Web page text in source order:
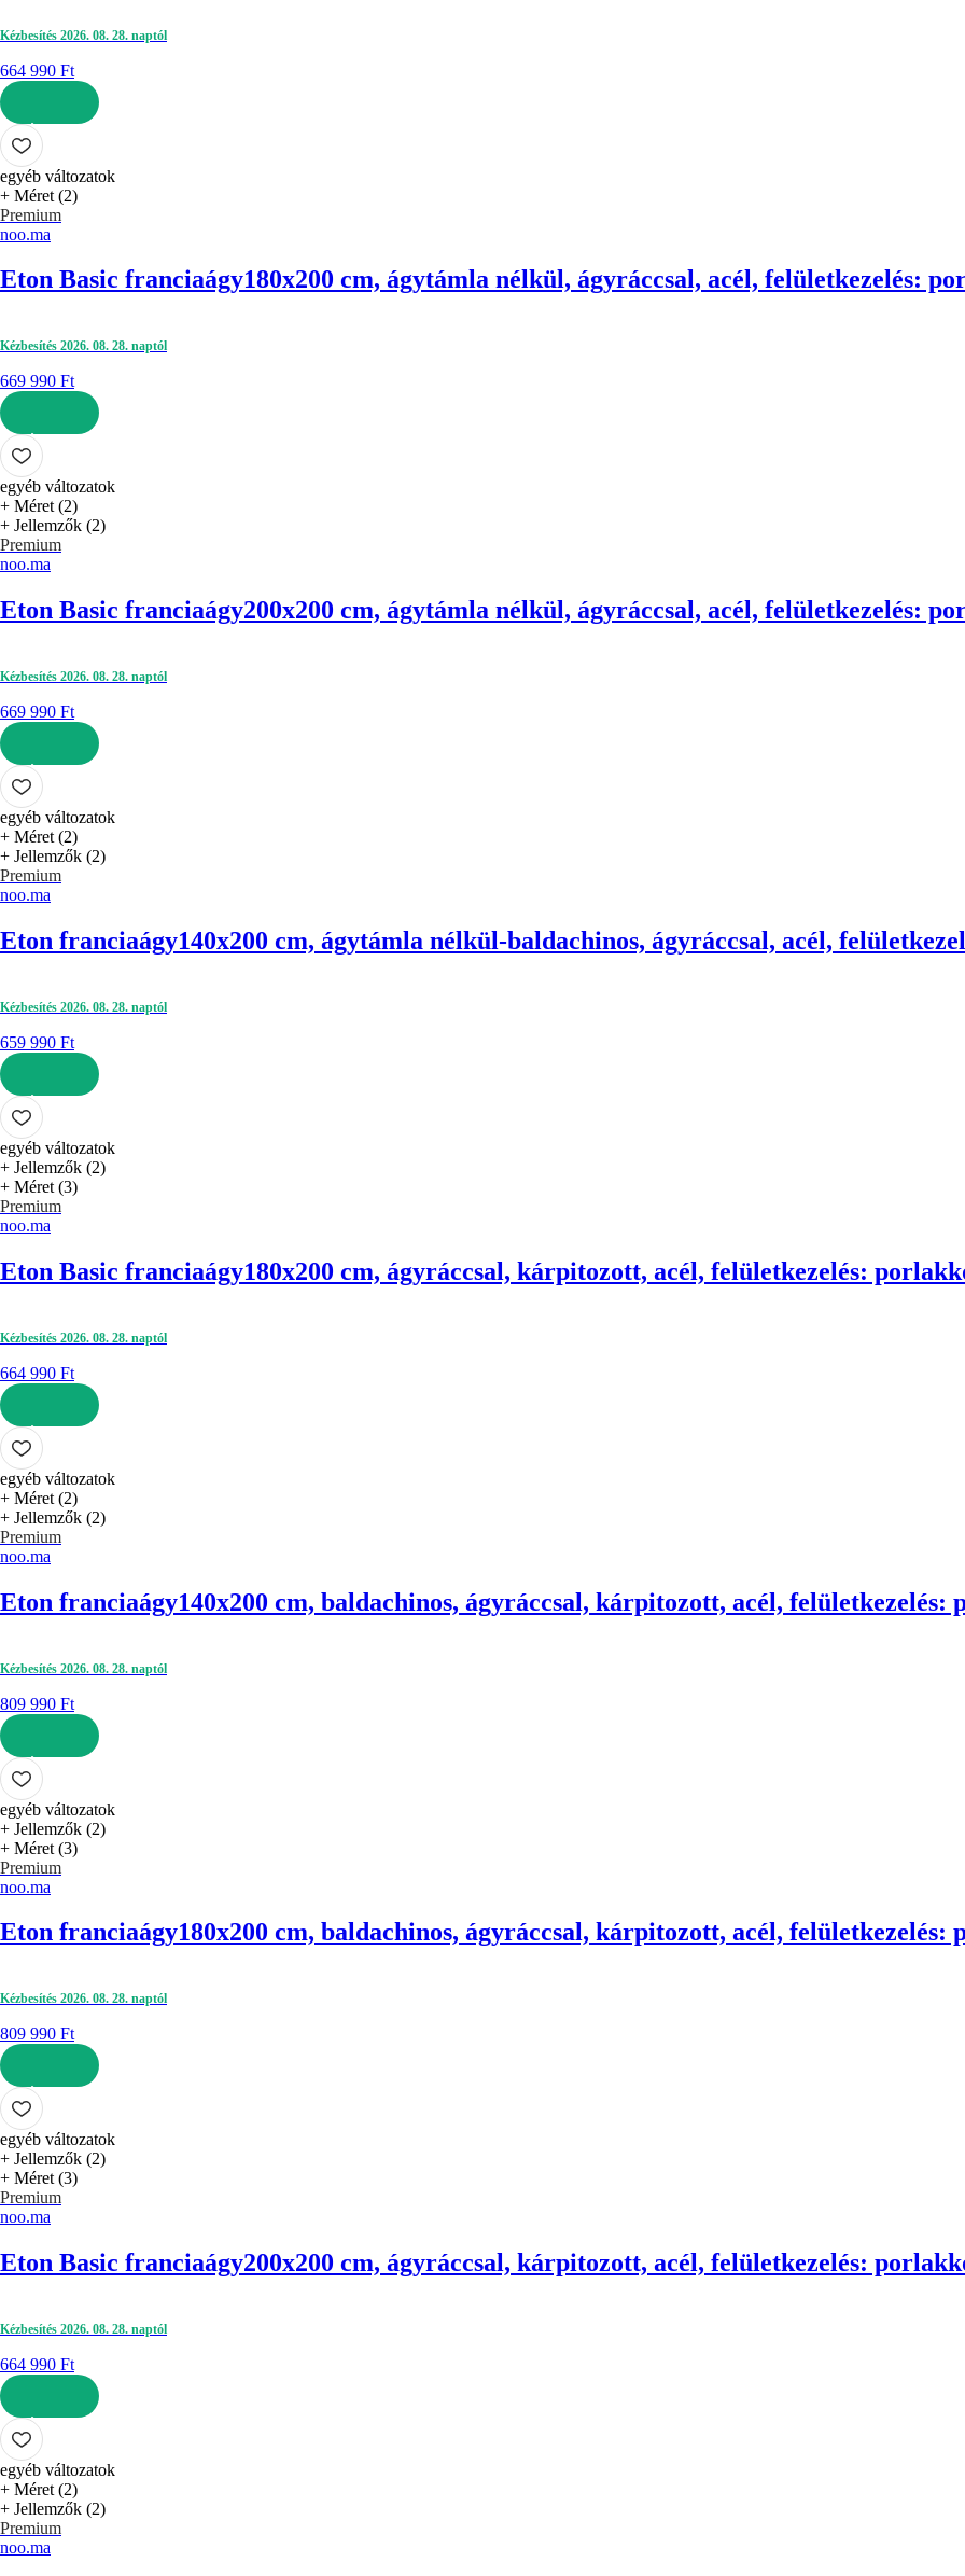
Kézbesítés 2026. 08. 28. naptól
664 990 Ft
KOSÁRBA
egyéb változatok
+ Méret (2)
Premium
noo.ma
Eton Basic franciaágy180x200 cm, ágytámla nélkül, ágyráccsal, acél, felületkezelés:
Kézbesítés 2026. 08. 28. naptól
669 990 Ft
KOSÁRBA
egyéb változatok
+ Méret (2)
+ Jellemzők (2)
Premium
noo.ma
Eton Basic franciaágy200x200 cm, ágytámla nélkül, ágyráccsal, acél, felületkezelés:
Kézbesítés 2026. 08. 28. naptól
669 990 Ft
KOSÁRBA
egyéb változatok
+ Méret (2)
+ Jellemzők (2)
Premium
noo.ma
Eton franciaágy140x200 cm, ágytámla nélkül-baldachinos, ágyráccsal, acél,
Kézbesítés 2026. 08. 28. naptól
659 990 Ft
KOSÁRBA
egyéb változatok
+ Jellemzők (2)
+ Méret (3)
Premium
noo.ma
Eton Basic franciaágy180x200 cm, ágyráccsal, kárpitozott, acél, felületkezelés:
Kézbesítés 2026. 08. 28. naptól
664 990 Ft
KOSÁRBA
egyéb változatok
+ Méret (2)
+ Jellemzők (2)
Premium
noo.ma
Eton franciaágy140x200 cm, baldachinos, ágyráccsal, kárpitozott, acél, felületkezelés:
Kézbesítés 2026. 08. 28. naptól
809 990 Ft
KOSÁRBA
egyéb változatok
+ Jellemzők (2)
+ Méret (3)
Premium
noo.ma
Eton franciaágy180x200 cm, baldachinos, ágyráccsal, kárpitozott, acél, felületkezelés:
Kézbesítés 2026. 08. 28. naptól
809 990 Ft
KOSÁRBA
egyéb változatok
+ Jellemzők (2)
+ Méret (3)
Premium
noo.ma
Eton Basic franciaágy200x200 cm, ágyráccsal, kárpitozott, acél, felületkezelés:
Kézbesítés 2026. 08. 28. naptól
664 990 Ft
KOSÁRBA
egyéb változatok
+ Méret (2)
+ Jellemzők (2)
Premium
noo.ma